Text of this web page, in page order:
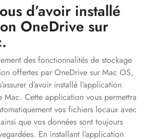
d’avoir installé
OneDrive sur
des fonctionnalités de stockage
offertes par OneDrive sur Mac OS,
d’avoir installé l’application
Mac. Cette application vous permettra
vos fichiers locaux avec
que vos données sont toujours
En installant l’application